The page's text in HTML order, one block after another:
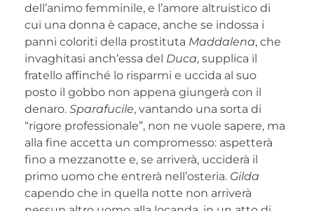
dell’animo femminile, e l’amore altruistico di
cui una donna è capace, anche se indossa i
panni coloriti della prostituta Maddalena, che
invaghitasi anch’essa del Duca, supplica il
fratello affinché lo risparmi e uccida al suo
posto il gobbo non appena giungerà con il
denaro. Sparafucile, vantando una sorta di
“rigore professionale”, non ne vuole sapere, ma
alla fine accetta un compromesso: aspetterà
fino a mezzanotte e, se arriverà, ucciderà il
primo uomo che entrerà nell’osteria. Gilda
capendo che in quella notte non arriverà